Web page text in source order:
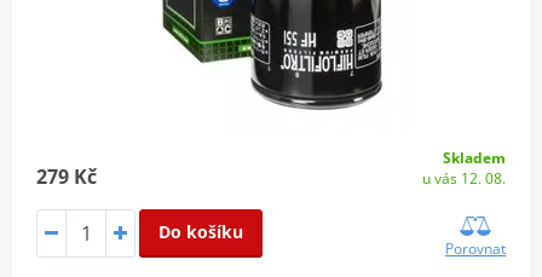
279 Kč
Skladem
u vás 12. 08.
Do košíku
Porovnat